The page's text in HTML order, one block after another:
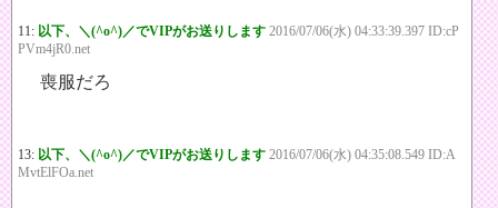
11: 以下、＼(^o^)／でVIPがお送りします 2016/07/06(水) 04:33:39.397 ID:cP
PVm4jR0.net
喪服だろ
13: 以下、＼(^o^)／でVIPがお送りします 2016/07/06(水) 04:35:08.549 ID:A
MvtElFOa.net